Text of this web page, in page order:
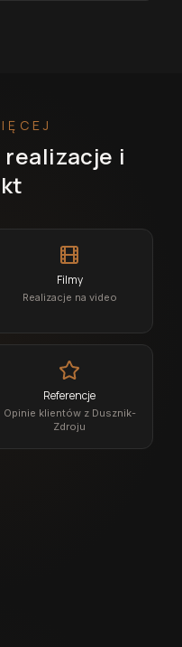
realizacje i
Filmy
Realizacje na video
Referencje
Opinie klientów z Dusznik-
Zdroju